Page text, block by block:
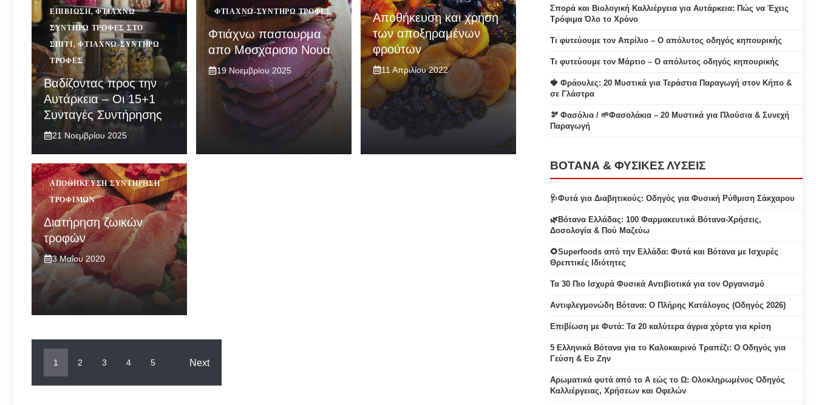
ΕΠΙΒΙΩΣΗ,ΦΤΙΆΧΝΩ
ΣΥΝΤΗΡΏ ΤΡΟΦΈΣ ΣΤΟ
ΣΠΊΤΙ,ΦΤΙΆΧΝΩ-ΣΥΝΤΗΡΏ
ΤΡΟΦΈΣ
Βαδίζοντας προς την
Αυτάρκεια – Οι 15+1
Συνταγές Συντήρησης
21 Νοεμβρίου 2025
ΦΤΙΆΧΝΩ-ΣΥΝΤΗΡΏ ΤΡΟΦΈΣ
Φτιάχνω παστουρμα
απο Μοσχαρισιο Νουα
19 Νοεμβρίου 2025
Αποθήκευση και χρήση
των αποξηραμένων
φρούτων
11 Απριλίου 2022
ΑΠΟΘΉΚΕΥΣΗ ΣΥΝΤΉΡΗΣΗ
ΤΡΟΦΊΜΩΝ
Διατήρηση ζωικών
τροφών
3 Μαΐου 2020
1 2 3 4 5 Next
Σπορά και Βιολογική Καλλιέργεια για Αυτάρκεια: Πώς να Έχεις
Τρόφιμα Όλο το Χρόνο
Τι φυτεύουμε τον Απρίλιο – Ο απόλυτος οδηγός κηπουρικής
Τι φυτεύουμε τον Μάρτιο – Ο απόλυτος οδηγός κηπουρικής
🍓 Φράουλες: 20 Μυστικά για Τεράστια Παραγωγή στον Κήπο &
σε Γλάστρα
🫘 Φασόλια / 🌱Φασολάκια – 20 Μυστικά για Πλούσια & Συνεχή
Παραγωγή
ΒΟΤΑΝΑ & ΦΥΣΙΚΕΣ ΛΥΣΕΙΣ
🩺Φυτά για Διαβητικούς: Οδηγός για Φυσική Ρύθμιση Σάκχαρου
🌿Βότανα Ελλάδας: 100 Φαρμακευτικά Βότανα-Χρήσεις,
Δοσολογία & Πού Μαζεύω
🌻Superfoods από την Ελλάδα: Φυτά και Βότανα με Ισχυρές
Θρεπτικές Ιδιότητες
Τα 30 Πιο Ισχυρά Φυσικά Αντιβιοτικά για τον Οργανισμό
Αντιφλεγμονώδη Βότανα: Ο Πλήρης Κατάλογος (Οδηγός 2026)
Επιβίωση με Φυτά: Τα 20 καλύτερα άγρια χόρτα για κρίση
5 Ελληνικά Βότανα για το Καλοκαιρινό Τραπέζι: Ο Οδηγός για
Γεύση & Ευ Ζην
Αρωματικά φυτά από το Α εώς το Ω: Ολοκληρωμένος Οδηγός
Καλλιέργειας, Χρήσεων και Οφελών